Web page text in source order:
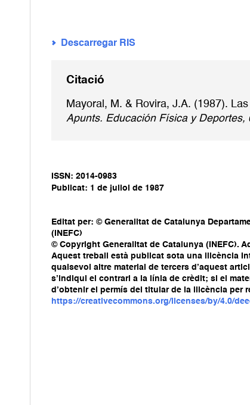
Descarregar RIS
Citació
Mayoral, M. & Rovira, J.A. (1987).
Apunts. Educación Física y Deportes,
ISSN: 2014-0983
Publicat: 1 de juliol de 1987
Editat per: © Generalitat de Catalunya
(INEFC)
© Copyright Generalitat de Catalunya (INEFC).
Aquest treball està publicat sota una llicència
qualsevol altre material de tercers d’aquest
s’indiqui el contrari a la línia de crèdit; si el
d’obtenir el permís del titular de la llicència per
https://creativecommons.org/licenses/by/4.0/